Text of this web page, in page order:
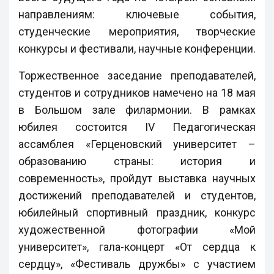
направлениям: ключевые события,
студенческие мероприятия, творческие
конкурсы и фестивали, научные конференции.
Торжественное заседание преподавателей,
студентов и сотрудников намечено на 18 мая
в Большом зале филармонии. В рамках
юбилея состоится IV Педагогическая
ассамблея «Герценовский университет –
образованию страны: история и
современность», пройдут выставка научных
достижений преподавателей и студентов,
юбилейный спортивный праздник, конкурс
художественной фотографии «Мой
университет», гала-концерт «От сердца к
сердцу», «Фестиваль дружбы» с участием